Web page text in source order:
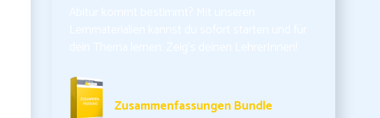
Zusammenfassungen Bundle